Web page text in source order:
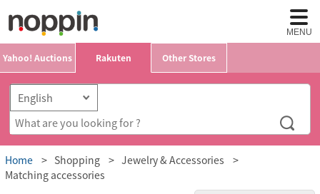
MENU
Yahoo! Auctions Rakuten Other Stores
Home Shopping
Jewelry & Accessories
Matching accessories